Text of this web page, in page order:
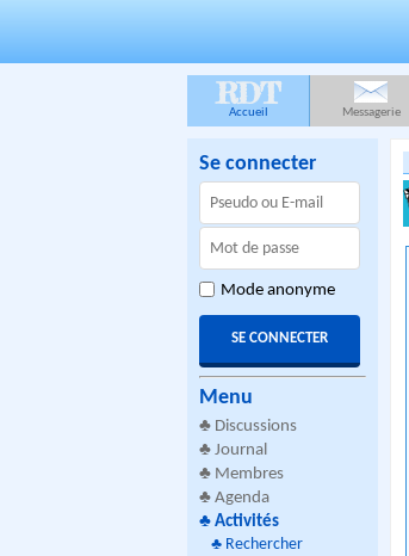
RDT
Accueil Messagerie
Se connecter
Mode anonyme
Menu
♣ Discussions
♣ Journal
♣ Membres
♣ Agenda
♣ Activités
♣ Rechercher